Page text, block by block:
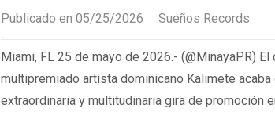
Publicado en 05/25/2026 Sueños Records
Miami, FL 25 de mayo de 2026.- (@MinayaPR)
multipremiado artista dominicano Kalimete acaba
extraordinaria y multitudinaria gira de promoción